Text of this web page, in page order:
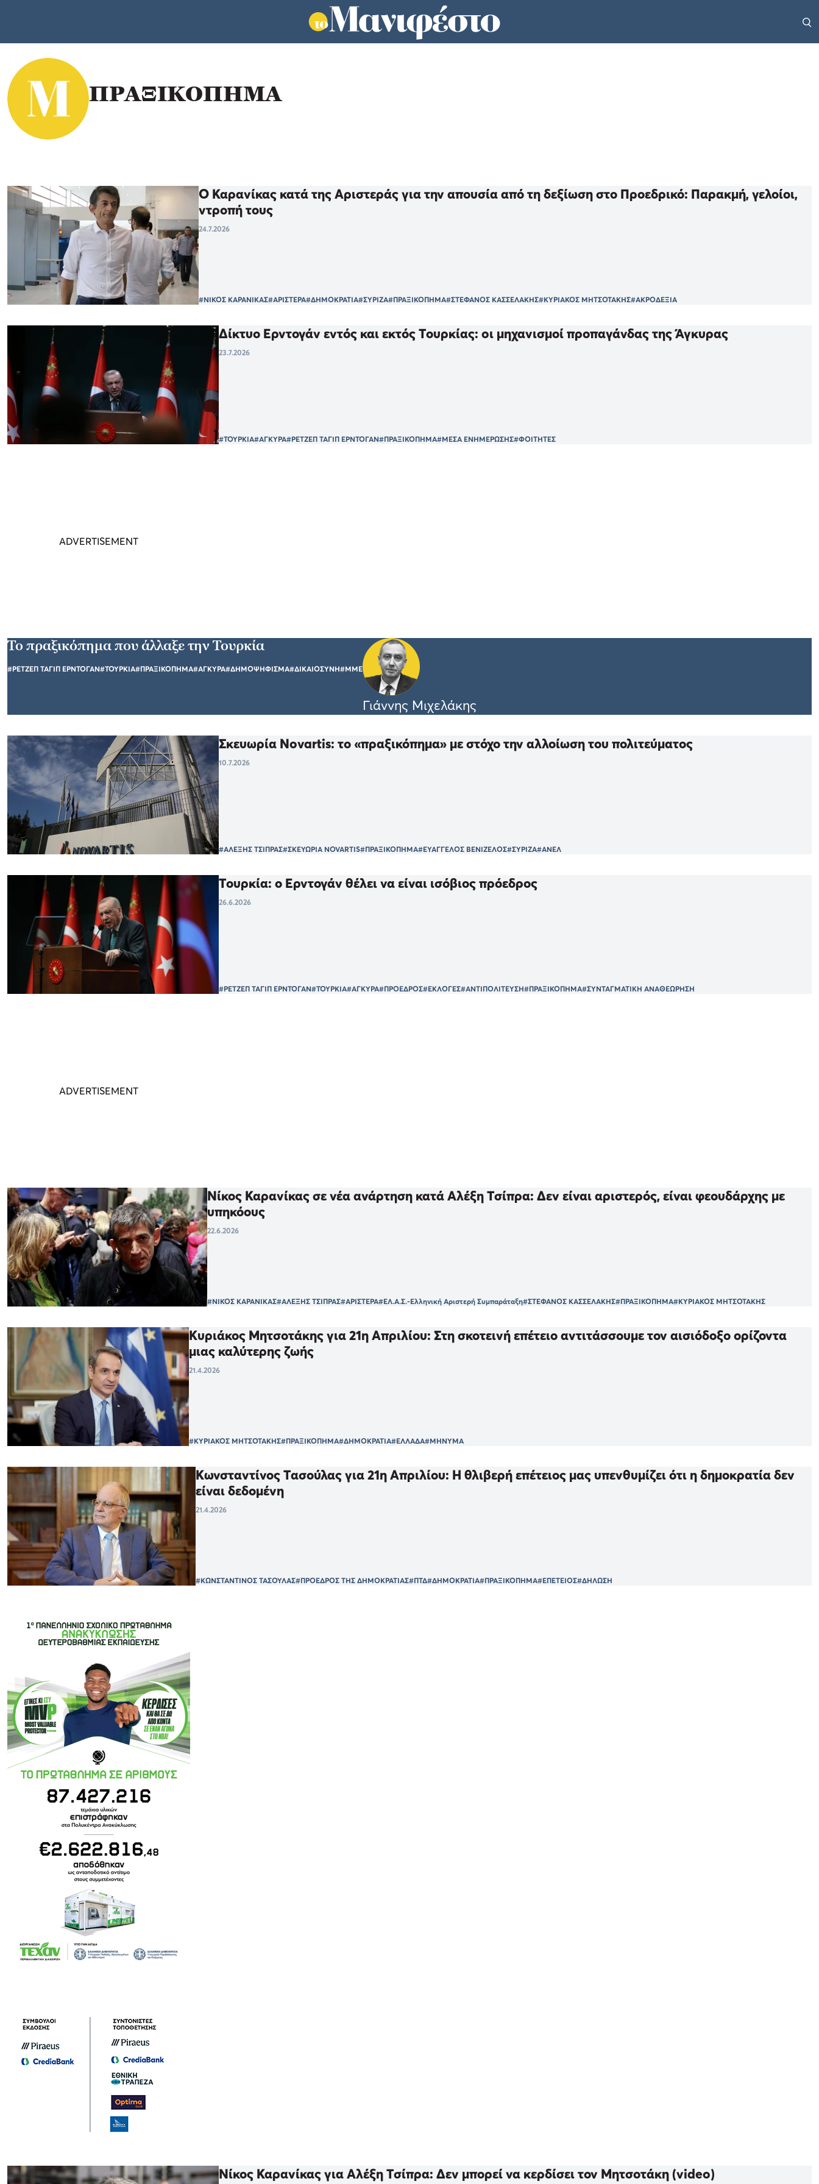
ΠΡΑΞΙΚΟΠΗΜΑ
Ο Καρανίκας κατά της Αριστεράς για την απουσία από τη δεξίωση στο Προεδρικό: Παρακμή, γελοίοι,
ντροπή τους
24.7.2026
#ΝΙΚΟΣ ΚΑΡΑΝΙΚΑΣ#ΑΡΙΣΤΕΡΑ#ΔΗΜΟΚΡΑΤΙΑ#ΣΥΡΙΖΑ#ΠΡΑΞΙΚΟΠΗΜΑ#ΣΤΕΦΑΝΟΣ ΚΑΣΣΕΛΑΚΗΣ#ΚΥΡΙΑΚΟΣ ΜΗΤΣΟΤΑΚΗΣ#ΑΚΡΟΔΕΞΙΑ
Δίκτυο Ερντογάν εντός και εκτός Τουρκίας: oι μηχανισμοί προπαγάνδας της Άγκυρας
23.7.2026
#ΤΟΥΡΚΙΑ#ΑΓΚΥΡΑ#ΡΕΤΖΕΠ ΤΑΓΙΠ ΕΡΝΤΟΓΑΝ#ΠΡΑΞΙΚΟΠΗΜΑ#ΜΕΣΑ ΕΝΗΜΕΡΩΣΗΣ#ΦΟΙΤΗΤΕΣ
Το πραξικόπημα που άλλαξε την Τουρκία
#ΡΕΤΖΕΠ ΤΑΓΙΠ ΕΡΝΤΟΓΑΝ#ΤΟΥΡΚΙΑ#ΠΡΑΞΙΚΟΠΗΜΑ#ΑΓΚΥΡΑ#ΔΗΜΟΨΗΦΙΣΜΑ#ΔΙΚΑΙΟΣΥΝΗ#ΜΜΕ
Γιάννης Μιχελάκης
Σκευωρία Novartis: το «πραξικόπημα» με στόχο την αλλοίωση του πολιτεύματος
10.7.2026
#ΑΛΕΞΗΣ ΤΣΙΠΡΑΣ#ΣΚΕΥΩΡΙΑ NOVARTIS#ΠΡΑΞΙΚΟΠΗΜΑ#ΕΥΑΓΓΕΛΟΣ ΒΕΝΙΖΕΛΟΣ#ΣΥΡΙΖΑ#ΑΝΕΛ
Τουρκία: ο Ερντογάν θέλει να είναι ισόβιος πρόεδρος
26.6.2026
#ΡΕΤΖΕΠ ΤΑΓΙΠ ΕΡΝΤΟΓΑΝ#ΤΟΥΡΚΙΑ#ΑΓΚΥΡΑ#ΠΡΟΕΔΡΟΣ#ΕΚΛΟΓΕΣ#ΑΝΤΙΠΟΛΙΤΕΥΣΗ#ΠΡΑΞΙΚΟΠΗΜΑ#ΣΥΝΤΑΓΜΑΤΙΚΗ ΑΝΑΘΕΩΡΗΣΗ
Νίκος Καρανίκας σε νέα ανάρτηση κατά Αλέξη Τσίπρα: Δεν είναι αριστερός, είναι φεουδάρχης με
υπηκόους
22.6.2026
#ΝΙΚΟΣ ΚΑΡΑΝΙΚΑΣ#ΑΛΕΞΗΣ ΤΣΙΠΡΑΣ#ΑΡΙΣΤΕΡΑ#ΕΛ.Α.Σ.-Ελληνική Αριστερή Συμπαράταξη#ΣΤΕΦΑΝΟΣ ΚΑΣΣΕΛΑΚΗΣ#ΠΡΑΞΙΚΟΠΗΜΑ#ΚΥΡΙΑΚΟΣ ΜΗΤΣΟΤΑΚΗΣ
Κυριάκος Μητσοτάκης για 21η Απριλίου: Στη σκοτεινή επέτειο αντιτάσσουμε τον αισιόδοξο ορίζοντα
μιας καλύτερης ζωής
21.4.2026
#ΚΥΡΙΑΚΟΣ ΜΗΤΣΟΤΑΚΗΣ#ΠΡΑΞΙΚΟΠΗΜΑ#ΔΗΜΟΚΡΑΤΙΑ#ΕΛΛΑΔΑ#ΜΗΝΥΜΑ
Κωνσταντίνος Τασούλας για 21η Απριλίου: Η θλιβερή επέτειος μας υπενθυμίζει ότι η δημοκρατία δεν
είναι δεδομένη
21.4.2026
#ΚΩΝΣΤΑΝΤΙΝΟΣ ΤΑΣΟΥΛΑΣ#ΠΡΟΕΔΡΟΣ ΤΗΣ ΔΗΜΟΚΡΑΤΙΑΣ#ΠΤΔ#ΔΗΜΟΚΡΑΤΙΑ#ΠΡΑΞΙΚΟΠΗΜΑ#ΕΠΕΤΕΙΟΣ#ΔΗΛΩΣΗ
Νίκος Καρανίκας για Αλέξη Τσίπρα: Δεν μπορεί να κερδίσει τον Μητσοτάκη (video)